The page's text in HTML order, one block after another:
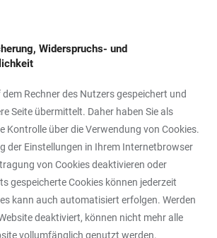
Widerspruchs- und
Rechner des Nutzers gespeichert und
Seite übermittelt. Daher haben Sie als
Kontrolle über die Verwendung von Cookies.
der Einstellungen in Ihrem Internetbrowser
von Cookies deaktivieren oder
gespeicherte Cookies können jederzeit
kann auch automatisiert erfolgen. Werden
deaktiviert, können nicht mehr alle
vollumfänglich genutzt werden.